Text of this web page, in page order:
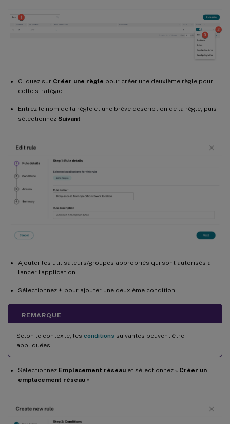
Cliquez sur Créer une règle pour créer une deuxième règle pour
cette stratégie.
Entrez le nom de la règle et une brève description de la règle, puis
sélectionnez Suivant
Ajouter les utilisateurs/groupes appropriés qui sont autorisés à
lancer l’application
Sélectionnez + pour ajouter une deuxième condition
REMARQUE
Selon le contexte, les conditions suivantes peuvent être
appliquées.
Sélectionnez Emplacement réseau et sélectionnez « Créer un
emplacement réseau »